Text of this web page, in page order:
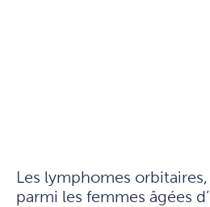
Les lymphomes
parmi les femmes âgées